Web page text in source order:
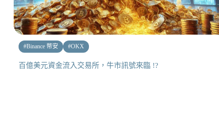
#Binance 幣安 #OKX
百億美元資金流入交易所，牛市訊號來臨 !?